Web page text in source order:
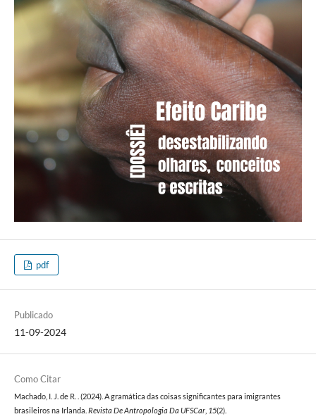
pdf
Publicado
11-09-2024
Como Citar
Machado, I. J. de R. . (2024). A gramática das coisas significantes para imigrantes
brasileiros na Irlanda. Revista De Antropologia Da UFSCar, 15(2).